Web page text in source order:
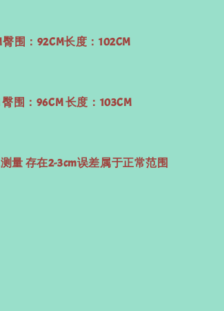
围：92CM长度：102CM
围：96CM 长度：103CM
量 存在2-3cm误差属于正常范围